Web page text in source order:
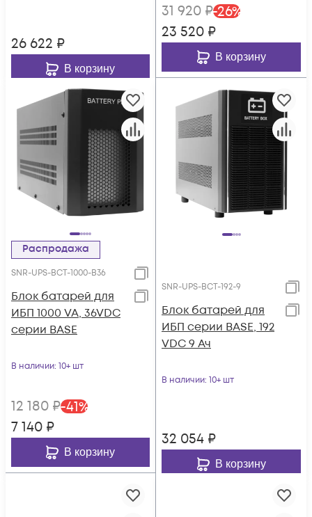
26 622 ₽
В корзину
31 920 ₽-26%
23 520 ₽
В корзину
Распродажа
SNR-UPS-BCT-1000-B36
Блок батарей для
ИБП 1000 VA, 36VDC
серии BASE
В наличии: 10+ шт
12 180 ₽-41%
7 140 ₽
В корзину
SNR-UPS-BCT-192-9
Блок батарей для
ИБП серии BASE, 192
VDC 9 Ач
В наличии: 10+ шт
32 054 ₽
В корзину